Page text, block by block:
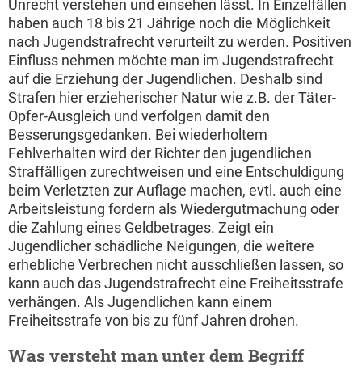
Unrecht verstehen und einsehen lässt. In Einzelfällen
haben auch 18 bis 21 Jährige noch die Möglichkeit
nach Jugendstrafrecht verurteilt zu werden. Positiven
Einfluss nehmen möchte man im Jugendstrafrecht
auf die Erziehung der Jugendlichen. Deshalb sind
Strafen hier erzieherischer Natur wie z.B. der Täter-
Opfer-Ausgleich und verfolgen damit den
Besserungsgedanken. Bei wiederholtem
Fehlverhalten wird der Richter den jugendlichen
Straffälligen zurechtweisen und eine Entschuldigung
beim Verletzten zur Auflage machen, evtl. auch eine
Arbeitsleistung fordern als Wiedergutmachung oder
die Zahlung eines Geldbetrages. Zeigt ein
Jugendlicher schädliche Neigungen, die weitere
erhebliche Verbrechen nicht ausschließen lassen, so
kann auch das Jugendstrafrecht eine Freiheitsstrafe
verhängen. Als Jugendlichen kann einem
Freiheitsstrafe von bis zu fünf Jahren drohen.
Was versteht man unter dem Begriff